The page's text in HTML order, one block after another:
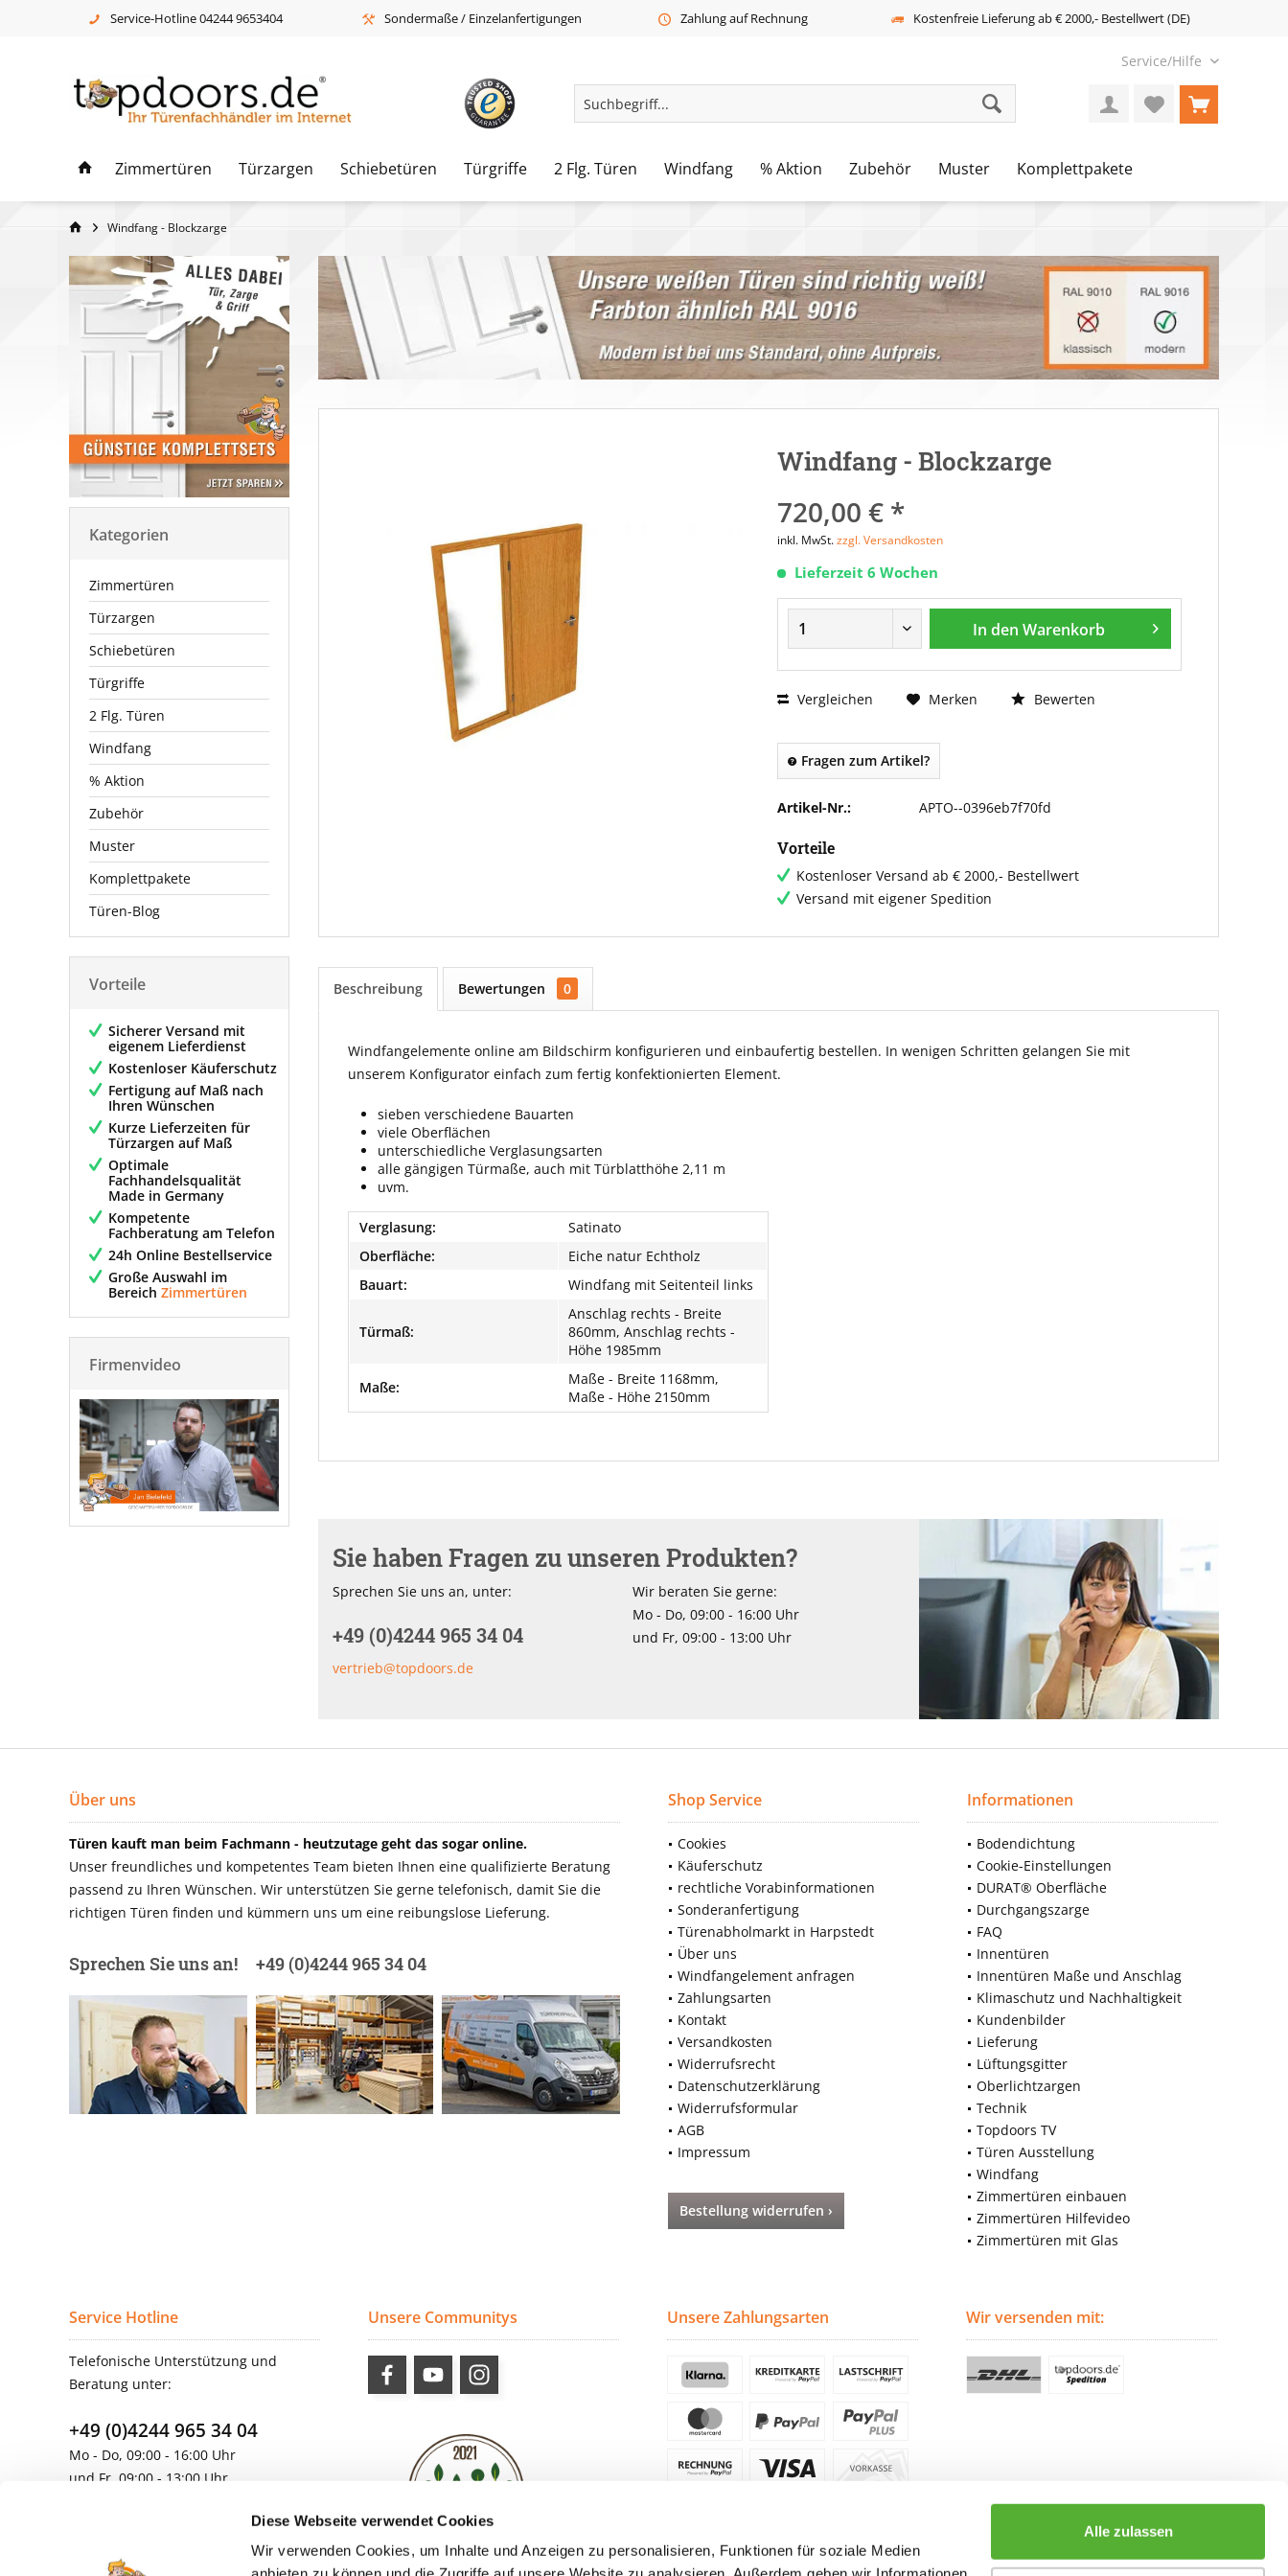
Diese Webseite verwendet Cookies
Wir verwenden Cookies, um Inhalte und Anzeigen zu personalisieren, Funktionen für soziale Medien
Alle zulassen
Service-Hotline 04244 9653404 Sondermaße / Einzelanfertigungen Zahlung auf Rechnung Kostenfreie Lieferung ab € 2000,- Bestellwert (DE)
Service/Hilfe
Zimmertüren Türzargen Schiebetüren Türgriffe 2 Flg. Türen Windfang % Aktion Zubehör Muster Komplettpakete
Windfang - Blockzarge
Kategorien
Zimmertüren
Türzargen
Schiebetüren
Türgriffe
2 Flg. Türen
Windfang
% Aktion
Zubehör
Muster
Komplettpakete
Türen-Blog
Vorteile
Sicherer Versand mit
eigenem Lieferdienst
Kostenloser Käuferschutz
Fertigung auf Maß nach
Ihren Wünschen
Kurze Lieferzeiten für
Türzargen auf Maß
Optimale
Fachhandelsqualität
Made in Germany
Kompetente
Fachberatung am Telefon
24h Online Bestellservice
Große Auswahl im
Bereich Zimmertüren
Firmenvideo
Windfang - Blockzarge
720,00 € *
inkl. MwSt.zzgl. Versandkosten
Lieferzeit 6 Wochen
In den Warenkorb
Vergleichen Merken Bewerten
Fragen zum Artikel?
Artikel-Nr.: APTO--0396eb7f70fd
Vorteile
Kostenloser Versand ab € 2000,- Bestellwert
Versand mit eigener Spedition
Beschreibung Bewertungen 0
Windfangelemente online am Bildschirm konfigurieren und einbaufertig bestellen. In wenigen Schritten gelangen Sie mit
unserem Konfigurator einfach zum fertig konfektionierten Element.
sieben verschiedene Bauarten
viele Oberflächen
unterschiedliche Verglasungsarten
alle gängigen Türmaße, auch mit Türblatthöhe 2,11 m
uvm.
Verglasung:
Satinato
Oberfläche:
Eiche natur Echtholz
Bauart:
Windfang mit Seitenteil links
Türmaß:
Anschlag rechts - Breite
860mm, Anschlag rechts -
Höhe 1985mm
Maße:
Maße - Breite 1168mm,
Maße - Höhe 2150mm
Sie haben Fragen zu unseren Produkten?
Sprechen Sie uns an, unter:
+49 (0)4244 965 34 04
vertrieb@topdoors.de
Wir beraten Sie gerne:
Mo - Do, 09:00 - 16:00 Uhr
und Fr, 09:00 - 13:00 Uhr
Über uns
Türen kauft man beim Fachmann - heutzutage geht das sogar online.
Unser freundliches und kompetentes Team bieten Ihnen eine qualifizierte Beratung
passend zu Ihren Wünschen. Wir unterstützen Sie gerne telefonisch, damit Sie die
richtigen Türen finden und kümmern uns um eine reibungslose Lieferung.
Sprechen Sie uns an! +49 (0)4244 965 34 04
Shop Service
Cookies
Käuferschutz
rechtliche Vorabinformationen
Sonderanfertigung
Türenabholmarkt in Harpstedt
Über uns
Windfangelement anfragen
Zahlungsarten
Kontakt
Versandkosten
Widerrufsrecht
Datenschutzerklärung
Widerrufsformular
AGB
Impressum
Bestellung widerrufen ›
Informationen
Bodendichtung
Cookie-Einstellungen
DURAT® Oberfläche
Durchgangszarge
FAQ
Innentüren
Innentüren Maße und Anschlag
Klimaschutz und Nachhaltigkeit
Kundenbilder
Lieferung
Lüftungsgitter
Oberlichtzargen
Technik
Topdoors TV
Türen Ausstellung
Windfang
Zimmertüren einbauen
Zimmertüren Hilfevideo
Zimmertüren mit Glas
Service Hotline
Telefonische Unterstützung und
Beratung unter:
+49 (0)4244 965 34 04
Mo - Do, 09:00 - 16:00 Uhr
und Fr, 09:00 - 13:00 Uhr
Unsere Communitys Unsere Zahlungsarten Wir versenden mit: